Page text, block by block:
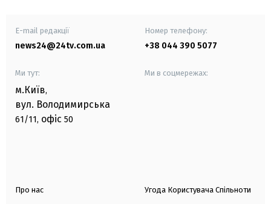
E-mail редакції
news24@24tv.com.ua
Номер телефону:
+38 044 390 5077
Ми тут:
м.Київ,
вул. Володимирська
61/11, офіс 50
Ми в соцмережах:
Про нас Угода Користувача Спільноти